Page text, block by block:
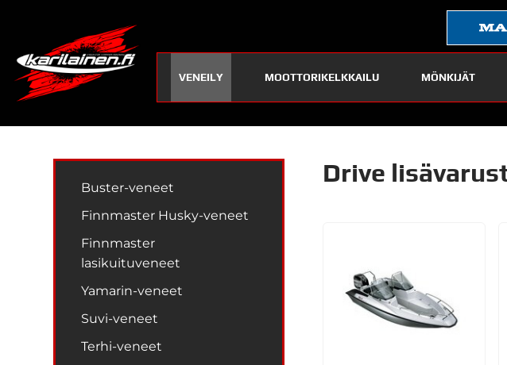
VENEILY MOOTTORIKELKKAILU MÖNKIJÄT
Buster-veneet
Finnmaster Husky-veneet
Finnmaster
lasikuituveneet
Yamarin-veneet
Suvi-veneet
Terhi-veneet
Drive